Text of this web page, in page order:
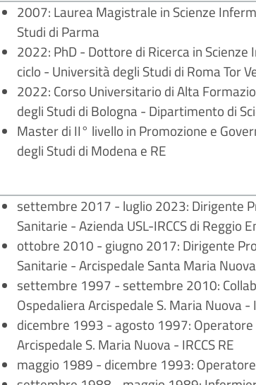
2007: Laurea Magistrale in Scienze
Studi di Parma
2022: PhD - Dottore di Ricerca in
ciclo - Università degli Studi di Roma Tor
2022: Corso Universitario di Alta
degli Studi di Bologna - Dipartimento di
Master di II° livello in Promozione e
degli Studi di Modena e RE
settembre 2017 - luglio 2023: Dirigente
Sanitarie - Azienda USL-IRCCS di Reggio
ottobre 2010 - giugno 2017: Dirigente
Sanitarie - Arcispedale Santa Maria
settembre 1997 - settembre 2010:
Ospedaliera Arcispedale S. Maria Nuova -
dicembre 1993 - agosto 1997:
Arcispedale S. Maria Nuova - IRCCS RE
maggio 1989 - dicembre 1993: